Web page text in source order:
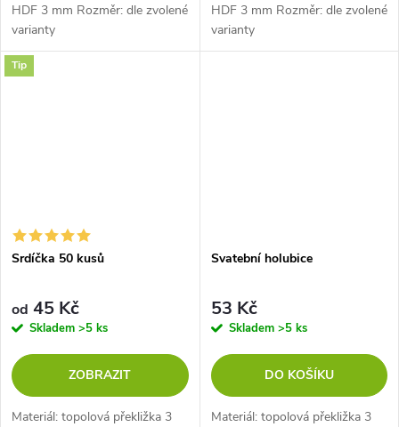
HDF 3 mm Rozměr: dle zvolené
varianty
HDF 3 mm Rozměr: dle zvolené
varianty
Tip
Srdíčka 50 kusů
od 45 Kč
Skladem >5 ks
ZOBRAZIT
Materiál: topolová překližka 3
Svatební holubice
53 Kč
Skladem >5 ks
DO KOŠÍKU
Materiál: topolová překližka 3